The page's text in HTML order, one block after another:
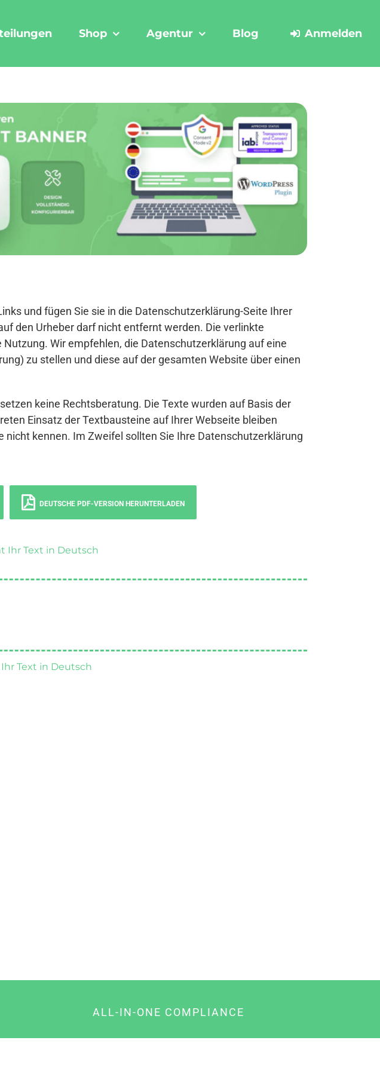
Shop Agentur Blog Anmelden
und fügen Sie sie in die Datenschutzerklärung-Seite Ihrer
den Urheber darf nicht entfernt werden. Die verlinkte
Wir empfehlen, die Datenschutzerklärung auf eine
zu stellen und diese auf der gesamten Website über einen
keine Rechtsberatung. Die Texte wurden auf Basis der
Einsatz der Textbausteine auf Ihrer Webseite bleiben
kennen. Im Zweifel sollten Sie Ihre Datenschutzerklärung
DEUTSCHE PDF-VERSION HERUNTERLADEN
Ihr Text in Deutsch
Text in Deutsch
ALL-IN-ONE COMPLIANCE